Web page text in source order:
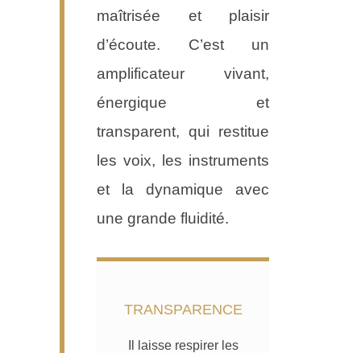
maîtrisée et plaisir
d’écoute. C’est un
amplificateur vivant,
énergique et
transparent, qui restitue
les voix, les instruments
et la dynamique avec
une grande fluidité.
TRANSPARENCE
Il laisse respirer les